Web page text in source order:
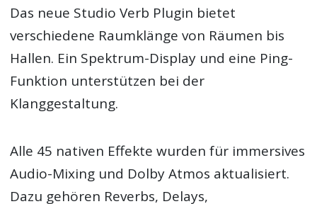
Das neue Studio Verb Plugin bietet
verschiedene Raumklänge von Räumen bis
Hallen. Ein Spektrum-Display und eine Ping-
Funktion unterstützen bei der
Klanggestaltung.
Alle 45 nativen Effekte wurden für immersives
Audio-Mixing und Dolby Atmos aktualisiert.
Dazu gehören Reverbs, Delays,